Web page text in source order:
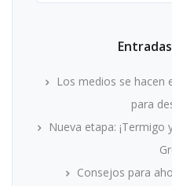
Los medios se hacen
para
Nueva etapa:
Consejos para